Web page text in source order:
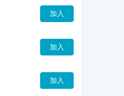
加入
加入
加入